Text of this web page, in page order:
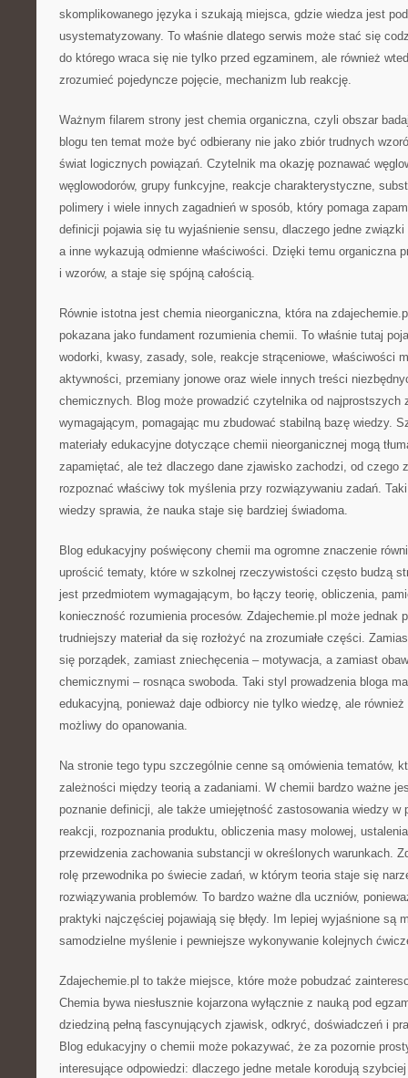
skomplikowanego języka i szukają miejsca, gdzie wiedza jest
usystematyzowany. To właśnie dlatego serwis może stać się
do którego wraca się nie tylko przed egzaminem, ale również
zrozumieć pojedyncze pojęcie, mechanizm lub reakcję.
Ważnym filarem strony jest chemia organiczna, czyli obszar
blogu ten temat może być odbierany nie jako zbiór trudnych
świat logicznych powiązań. Czytelnik ma okazję poznawać
węglowodorów, grupy funkcyjne, reakcje charakterystyczne,
polimery i wiele innych zagadnień w sposób, który pomaga
definicji pojawia się tu wyjaśnienie sensu, dlaczego jedne
a inne wykazują odmienne właściwości. Dzięki temu organiczna
i wzorów, a staje się spójną całością.
Równie istotna jest chemia nieorganiczna, która na
pokazana jako fundament rozumienia chemii. To właśnie tutaj
wodorki, kwasy, zasady, sole, reakcje strąceniowe, właściwości
aktywności, przemiany jonowe oraz wiele innych treści
chemicznych. Blog może prowadzić czytelnika od najprostszych
wymagającym, pomagając mu zbudować stabilną bazę wiedzy.
materiały edukacyjne dotyczące chemii nieorganicznej mogą
zapamiętać, ale też dlaczego dane zjawisko zachodzi, od czego
rozpoznać właściwy tok myślenia przy rozwiązywaniu zadań.
wiedzy sprawia, że nauka staje się bardziej świadoma.
Blog edukacyjny poświęcony chemii ma ogromne znaczenie
uprościć tematy, które w szkolnej rzeczywistości często budzą
jest przedmiotem wymagającym, bo łączy teorię, obliczenia,
konieczność rozumienia procesów. Zdajechemie.pl może jednak
trudniejszy materiał da się rozłożyć na zrozumiałe części.
się porządek, zamiast zniechęcenia – motywacja, a zamiast
chemicznymi – rosnąca swoboda. Taki styl prowadzenia bloga
edukacyjną, ponieważ daje odbiorcy nie tylko wiedzę, ale
możliwy do opanowania.
Na stronie tego typu szczególnie cenne są omówienia tematów,
zależności między teorią a zadaniami. W chemii bardzo ważne
poznanie definicji, ale także umiejętność zastosowania wiedzy w
reakcji, rozpoznania produktu, obliczenia masy molowej,
przewidzenia zachowania substancji w określonych warunkach.
rolę przewodnika po świecie zadań, w którym teoria staje się
rozwiązywania problemów. To bardzo ważne dla uczniów,
praktyki najczęściej pojawiają się błędy. Im lepiej wyjaśnione są
samodzielne myślenie i pewniejsze wykonywanie kolejnych
Zdajechemie.pl to także miejsce, które może pobudzać
Chemia bywa niesłusznie kojarzona wyłącznie z nauką pod
dziedziną pełną fascynujących zjawisk, odkryć, doświadczeń i
Blog edukacyjny o chemii może pokazywać, że za pozornie
interesujące odpowiedzi: dlaczego jedne metale korodują